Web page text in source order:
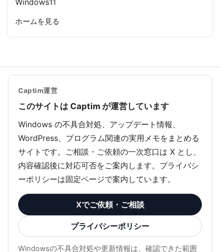
ホームを見る
Captim運営
このサイトは Captim が運営しています
Windows の不具合対処、アップデート情報、
WordPress、プログラム関連の実用メモをまとめる
サイトです。ご相談・ご依頼の一次窓口は X とし、
内容確認後に対応可否をご案内します。プライバシ
ーポリシーは固定ページで案内しています。
Xでご依頼・ご相談
プライバシーポリシー
Windowsの不具合対処や更新情報は、確認できた範囲